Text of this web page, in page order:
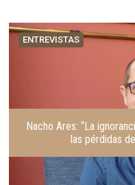
ENTREVISTAS
Nacho Ares: “La
las pérdidas